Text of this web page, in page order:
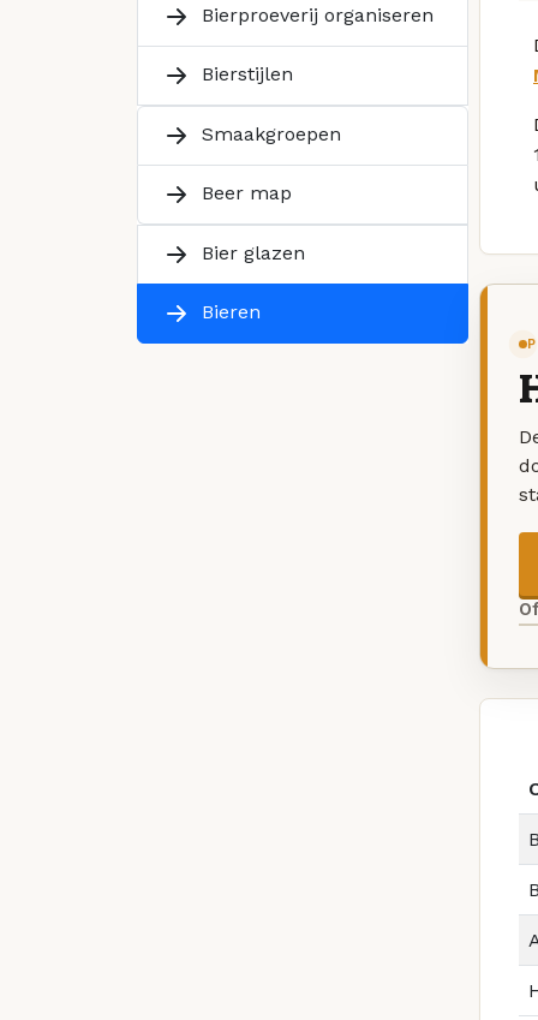
Bierproeverij organiseren
Bierstijlen
Smaakgroepen
Beer map
Bier glazen
Bieren